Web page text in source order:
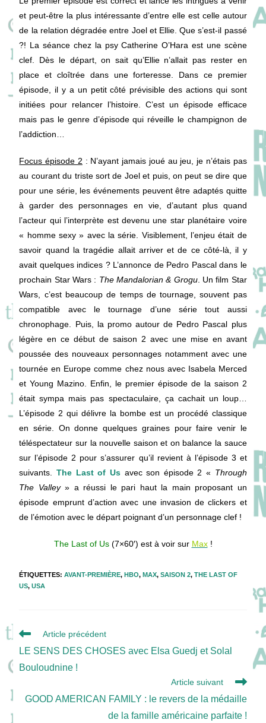
et peut-être la plus intéressante d’entre elle est celle autour
de la relation dégradée entre Joel et Ellie. Que s’est-il passé
?! La séance chez la psy Catherine O’Hara est une scène
clef. Dès le départ, on sait qu’Ellie n’allait pas rester en
place et cloîtrée dans une forteresse. Dans ce premier
épisode, il y a un petit côté prévisible des actions qui sont
initiées pour relancer l’histoire. C’est un épisode efficace
mais pas le genre d’épisode qui réveille le champignon de
l’addiction…
Focus épisode 2 : N’ayant jamais joué au jeu, je n’étais pas
au courant du triste sort de Joel et puis, on peut se dire que
pour une série, les événements peuvent être adaptés quitte
à garder des personnages en vie, d’autant plus quand
l’acteur qui l’interprète est devenu une star planétaire voire
« homme sexy » avec la série. Visiblement, l’enjeu était de
savoir quand la tragédie allait arriver et de ce côté-là, il y
avait quelques indices ? L’annonce de Pedro Pascal dans le
prochain Star Wars : The Mandalorian & Grogu. Un film Star
Wars, c’est beaucoup de temps de tournage, souvent pas
compatible avec le tournage d’une série tout aussi
chronophage. Puis, la promo autour de Pedro Pascal plus
légère en ce début de saison 2 avec une mise en avant
poussée des nouveaux personnages notamment avec une
tournée en Europe comme chez nous avec Isabela Merced
et Young Mazino. Enfin, le premier épisode de la saison 2
était sympa mais pas spectaculaire, ça cachait un loup…
L’épisode 2 qui délivre la bombe est un procédé classique
en série. On donne quelques graines pour faire venir le
téléspectateur sur la nouvelle saison et on balance la sauce
sur l’épisode 2 pour s’assurer qu’il revient à l’épisode 3 et
suivants.
The Last of Usavec son épisode 2 « Through
The Valley» a réussi le pari haut la main proposant un
épisode emprunt d’action avec une invasion de clickers et
de l’émotion avec le départ poignant d’un personnage clef !
The Last of Us(7×60′) est à voir sur Max!
ÉTIQUETTES:AVANT-PREMIÈRE, HBO, MAX, SAISON 2, THE LAST OF
US, USA
Read
articles
Article précédent
LE SENS DES CHOSES avec Elsa Guedj et Solal
Bouloudnine !
Article suivant
GOOD AMERICAN FAMILY : le revers de la médaille
de la famille américaine parfaite !